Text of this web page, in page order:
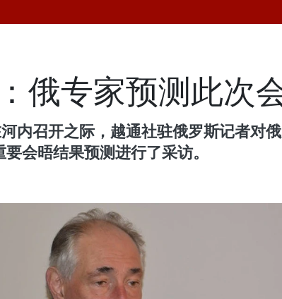
俄专家预测此次
内召开之际，越通社驻俄罗斯记者对
会晤结果预测进行了采访。